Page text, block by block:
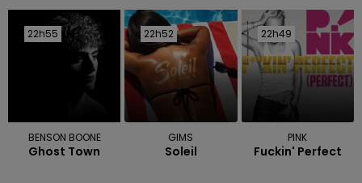
22h55
22h55
BENSON BOONE
Ghost Town
22h52
22h52
GIMS
Soleil
22h49
22h49
PINK
Fuckin' Perfect